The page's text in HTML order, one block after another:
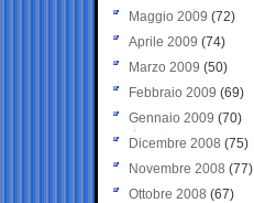
Maggio 2009 (72)
Aprile 2009 (74)
Marzo 2009 (50)
Febbraio 2009 (69)
Gennaio 2009 (70)
Dicembre 2008 (75)
Novembre 2008 (77)
Ottobre 2008 (67)